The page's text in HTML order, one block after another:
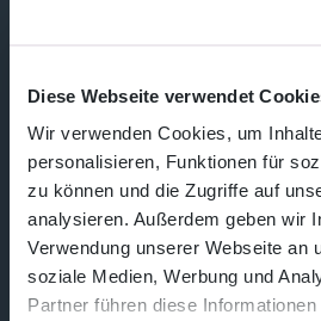
Diese Webseite verwendet
Wir verwenden Cookies, um
personalisieren, Funktionen für
zu können und die Zugriffe auf
analysieren. Außerdem geben wir
Verwendung unserer Webseite an
soziale Medien, Werbung und
Partner führen diese
Ferrovia
Generoso